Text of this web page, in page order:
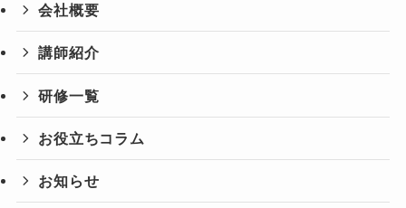
会社概要
講師紹介
研修一覧
お役立ちコラム
お知らせ